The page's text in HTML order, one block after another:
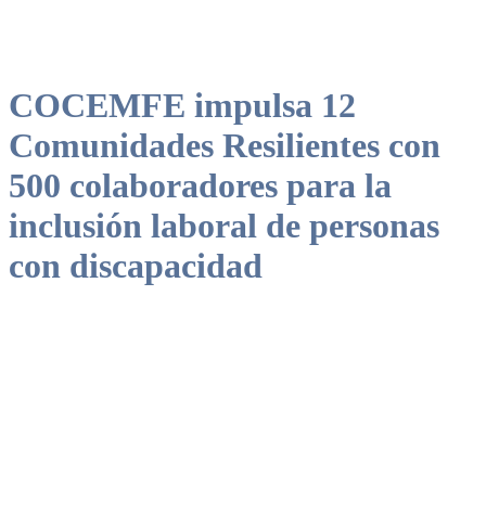
COCEMFE impulsa 12
Comunidades Resilientes con
500 colaboradores para la
inclusión laboral de personas
con discapacidad